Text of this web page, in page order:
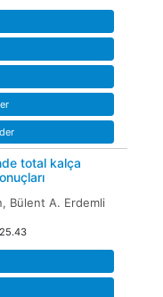
total kalça
Bülent A. Erdemli